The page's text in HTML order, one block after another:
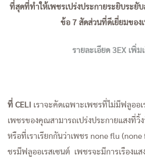
ที่สุดที่ทำให้เพชรเปร่งประกายระยิบระยั
ข้อ 7 สัดส่วนที่ดีเยี่ยมของ
รายละเอียด 3EX เพิ่ม
ที่ CELI เราจะคัดเฉพาะเพชรที่ไม่มีฟลูออ
เพชรของคุณสามารถเปร่งประกายแสงที่วิ้
หรือที่เราเรียกกันว่าเพชร none flu
ชรมีฟลูออเรสเซนต์ เพชรจะมีการเรืองแส